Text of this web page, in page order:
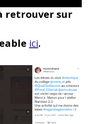
retrouver sur
ici.